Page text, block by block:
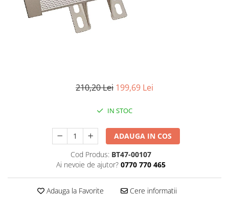
Iluminat arhitectural
Becuri LED cu filament
Corpuri de emergenta
Uncategorized
Priza exterior
210,20 Lei 199,69 Lei
IN STOC
ADAUGA IN COS
Cod Produs: BT47-00107
Ai nevoie de ajutor? 0770 770 465
Adauga la Favorite Cere informatii